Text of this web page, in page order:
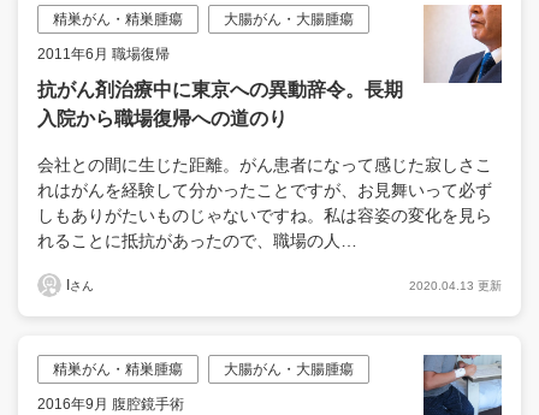
精巣がん・精巣腫瘍 大腸がん・大腸腫瘍
2011年6月 職場復帰
抗がん剤治療中に東京への異動辞令。長期
入院から職場復帰への道のり
会社との間に生じた距離。がん患者になって感じた寂しさこ
れはがんを経験して分かったことですが、お見舞いって必ず
しもありがたいものじゃないですね。私は容姿の変化を見ら
れることに抵抗があったので、職場の人…
さん 2020.04.13 更新
精巣がん・精巣腫瘍 大腸がん・大腸腫瘍
2016年9月 腹腔鏡手術